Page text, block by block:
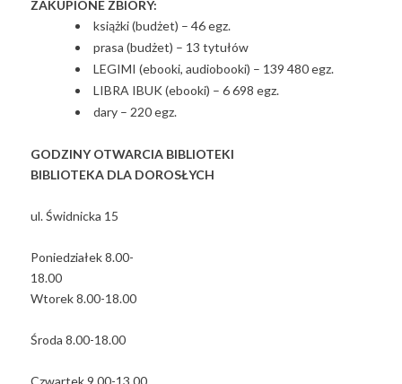
ZAKUPIONE ZBIORY:
książki (budżet) – 46 egz.
prasa (budżet) – 13 tytułów
LEGIMI (ebooki, audiobooki) – 139 480 egz.
LIBRA IBUK (ebooki) – 6 698 egz.
dary – 220 egz.
GODZINY OTWARCIA BIBLIOTEKI
BIBLIOTEKA DLA DOROSŁYCH
ul. Świdnicka 15
Poniedziałek 8.00-
18.00
Wtorek 8.00-18.00
Środa 8.00-18.00
Czwartek 9.00-13.00